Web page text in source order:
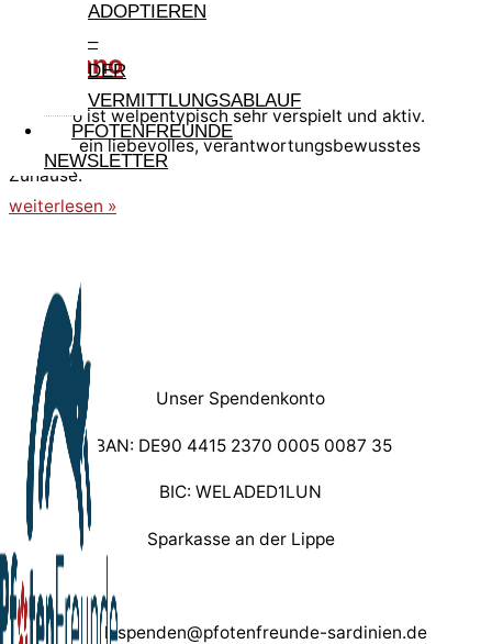
ADOPTIEREN
–
DER
VERMITTLUNGSABLAUF
PFOTENFREUNDE
NEWSLETTER
Germano
Germano ist welpentypisch sehr verspielt und aktiv.
Er sucht ein liebevolles, verantwortungsbewusstes
Zuhause.
weiterlesen »
Unser Spendenkonto
IBAN: DE90 4415 2370 0005 0087 35
BIC: WELADED1LUN
Sparkasse an der Lippe
Paypal: spenden@pfotenfreunde-sardinien.de